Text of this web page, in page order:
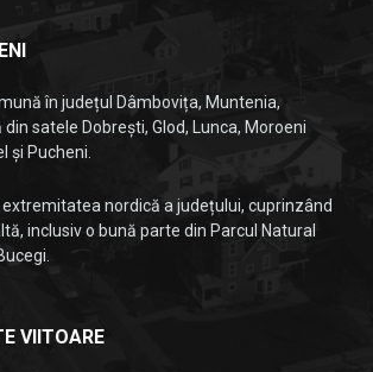
în județul Dâmbovița, Muntenia,
satele Dobrești, Glod, Lunca, Moroeni
și Pucheni.
nordică a județului, cuprinzând
inclusiv o bună parte din Parcul Natural
VIITOARE